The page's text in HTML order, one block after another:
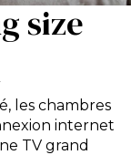
size
les chambres
internet
TV grand